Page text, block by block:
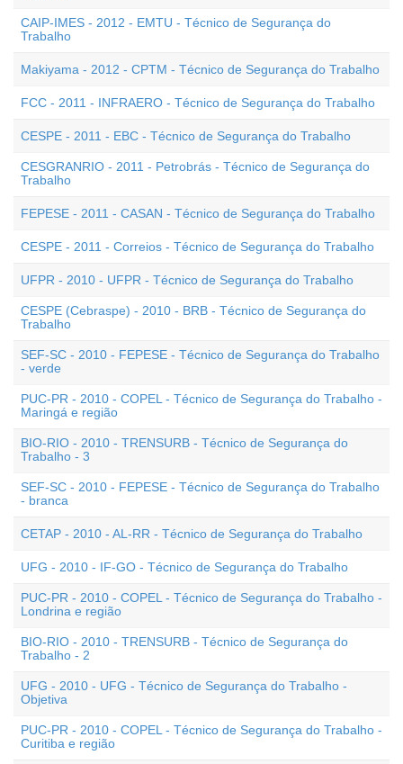
CAIP-IMES - 2012 - EMTU - Técnico de Segurança do
Trabalho
Makiyama - 2012 - CPTM - Técnico de Segurança do Trabalho
FCC - 2011 - INFRAERO - Técnico de Segurança do Trabalho
CESPE - 2011 - EBC - Técnico de Segurança do Trabalho
CESGRANRIO - 2011 - Petrobrás - Técnico de Segurança do
Trabalho
FEPESE - 2011 - CASAN - Técnico de Segurança do Trabalho
CESPE - 2011 - Correios - Técnico de Segurança do Trabalho
UFPR - 2010 - UFPR - Técnico de Segurança do Trabalho
CESPE (Cebraspe) - 2010 - BRB - Técnico de Segurança do
Trabalho
SEF-SC - 2010 - FEPESE - Técnico de Segurança do Trabalho
- verde
PUC-PR - 2010 - COPEL - Técnico de Segurança do Trabalho -
Maringá e região
BIO-RIO - 2010 - TRENSURB - Técnico de Segurança do
Trabalho - 3
SEF-SC - 2010 - FEPESE - Técnico de Segurança do Trabalho
- branca
CETAP - 2010 - AL-RR - Técnico de Segurança do Trabalho
UFG - 2010 - IF-GO - Técnico de Segurança do Trabalho
PUC-PR - 2010 - COPEL - Técnico de Segurança do Trabalho -
Londrina e região
BIO-RIO - 2010 - TRENSURB - Técnico de Segurança do
Trabalho - 2
UFG - 2010 - UFG - Técnico de Segurança do Trabalho -
Objetiva
PUC-PR - 2010 - COPEL - Técnico de Segurança do Trabalho -
Curitiba e região